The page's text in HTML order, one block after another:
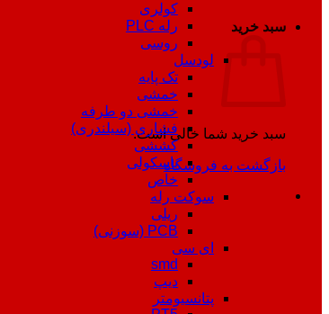
سبد خرید
سبد خرید شما خالی است.
بازگشت به فروشگاه
کولری
رله PLC
روسی
لودسل
تک پایه
خمشی
خمشی دو طرفه
فشاری (سیلندری)
کششی
باسکولی
خاص
سوکت رله
ریلی
PCB (سوزنی)
ای سی
smd
دیپ
پتانسیومتر